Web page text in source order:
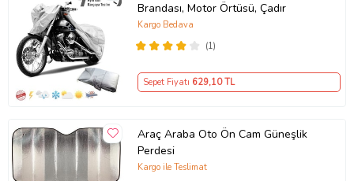
Brandası, Motor Örtüsü, Çadır
(1)
Kargo Bedava
Sepet Fiyatı 629,10 TL
Araç Araba Oto Ön Cam Güneşlik
Perdesi
Kargo ile Teslimat